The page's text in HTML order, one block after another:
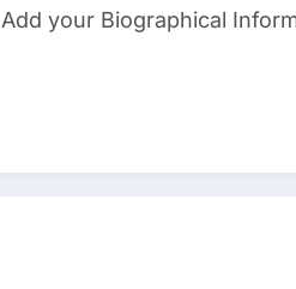
Add your Biographical